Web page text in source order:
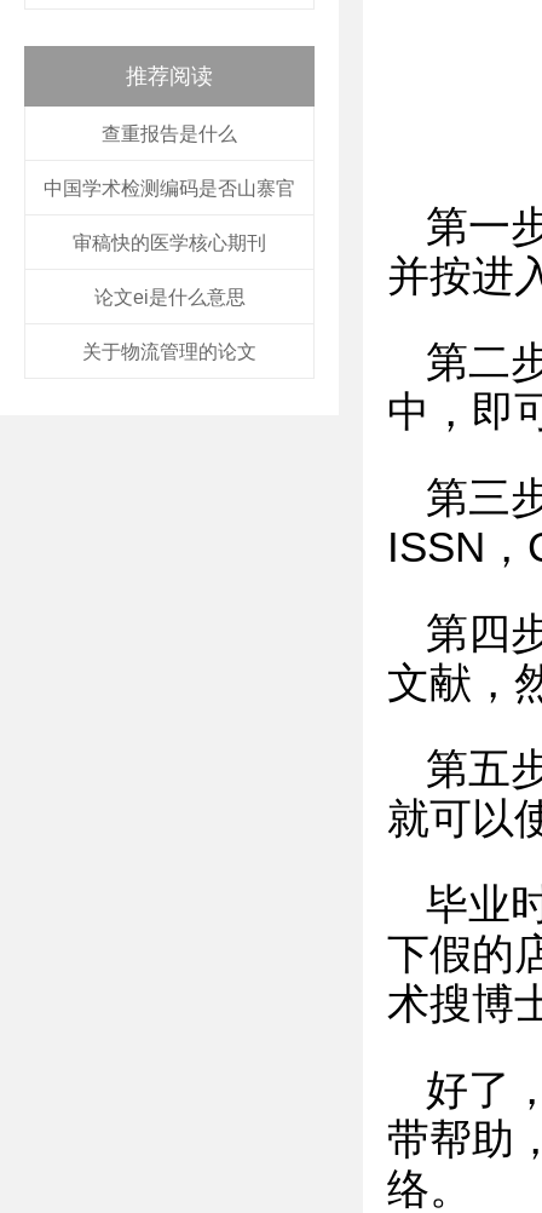
推荐阅读
查重报告是什么
中国学术检测编码是否山寨官
审稿快的医学核心期刊
论文ei是什么意思
关于物流管理的论文
第一
并按进
第二
中，即
第三
ISSN
第四
文献，
第五
就可以
毕业
下假的
术搜博
好了
带帮助
络。